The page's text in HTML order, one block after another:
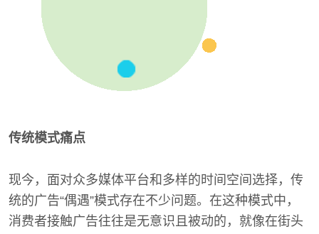
传统模式痛点
现今，面对众多媒体平台和多样的时间空间选择，传
统的广告“偶遇”模式存在不少问题。在这种模式中，
消费者接触广告往往是无意识且被动的，就像在街头